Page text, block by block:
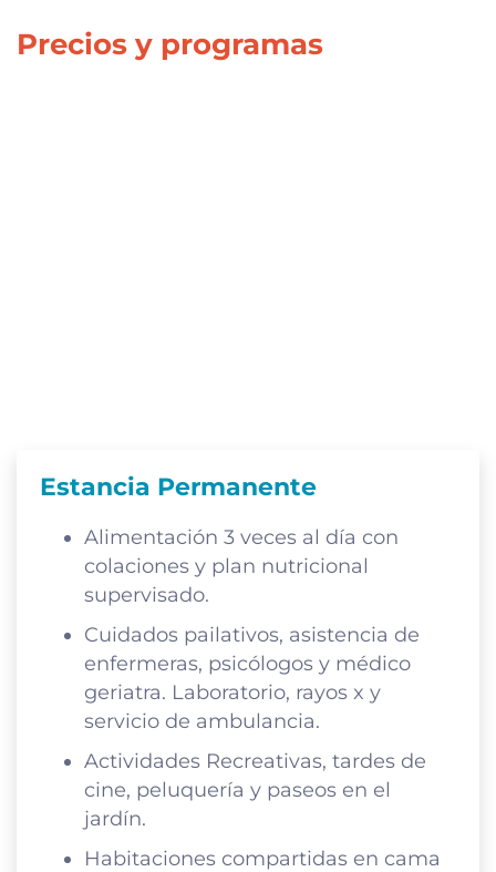
Precios y programas
Estancia Permanente
Alimentación 3 veces al día con
colaciones y plan nutricional
supervisado.
Cuidados pailativos, asistencia de
enfermeras, psicólogos y médico
geriatra. Laboratorio, rayos x y
servicio de ambulancia.
Actividades Recreativas, tardes de
cine, peluquería y paseos en el
jardín.
Habitaciones compartidas en cama